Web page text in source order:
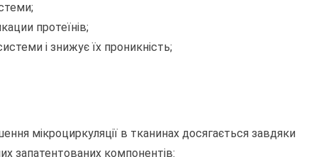
протеїнів;
і знижує їх проникність;
мікроциркуляції в тканинах досягається завдяки
запатентованих компонентів: